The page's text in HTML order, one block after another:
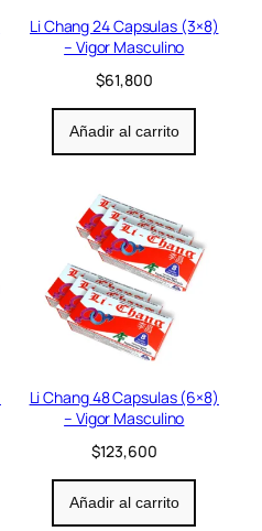
Li Chang 24 Capsulas (3×8)
– Vigor Masculino
$61,800
Añadir al carrito
Li Chang 48 Capsulas (6×8)
– Vigor Masculino
$123,600
Añadir al carrito